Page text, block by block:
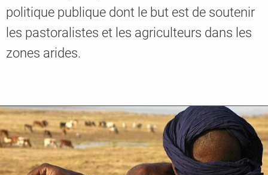
Knowledge
politique publique dont le but est de soutenir
les pastoralistes et les agriculteurs dans les
zones arides.